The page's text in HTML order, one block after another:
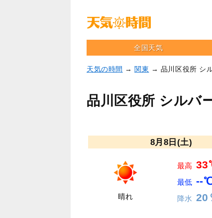
全国天気
天気の時間 → 関東 → 品川区役所 シ
品川区役所 シルバ
8月8日(土)
晴れ
最高
最低 --
降水 20